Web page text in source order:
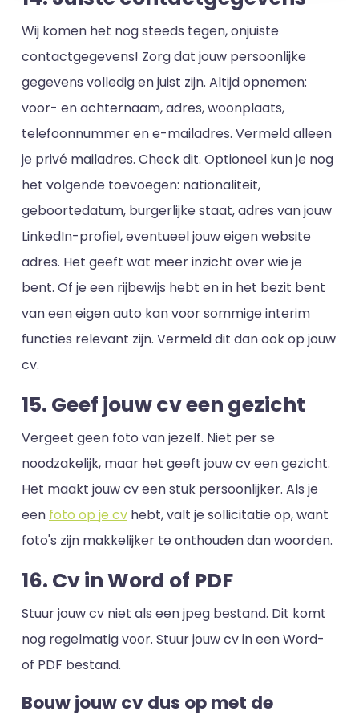
Wij komen het nog steeds tegen, onjuiste
contactgegevens! Zorg dat jouw persoonlijke
gegevens volledig en juist zijn. Altijd opnemen:
voor- en achternaam, adres, woonplaats,
telefoonnummer en e-mailadres. Vermeld alleen
je privé mailadres. Check dit. Optioneel kun je nog
het volgende toevoegen: nationaliteit,
geboortedatum, burgerlijke staat, adres van jouw
LinkedIn-profiel, eventueel jouw eigen website
adres. Het geeft wat meer inzicht over wie je
bent. Of je een rijbewijs hebt en in het bezit bent
van een eigen auto kan voor sommige interim
functies relevant zijn. Vermeld dit dan ook op jouw
cv.
15. Geef jouw cv een gezicht
Vergeet geen foto van jezelf. Niet per se
noodzakelijk, maar het geeft jouw cv een gezicht.
Het maakt jouw cv een stuk persoonlijker. Als je
een foto op je cv hebt, valt je sollicitatie op, want
foto's zijn makkelijker te onthouden dan woorden.
16. Cv in Word of PDF
Stuur jouw cv niet als een jpeg bestand. Dit komt
nog regelmatig voor. Stuur jouw cv in een Word-
of PDF bestand.
Bouw jouw cv dus op met de